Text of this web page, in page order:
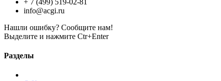
info@acgi.ru
Нашли ошибку? Сообщите нам!
Выделите и нажмите Ctr+Enter
Разделы